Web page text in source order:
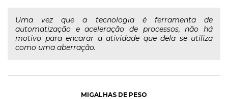
Uma vez que a tecnologia é ferramenta de
automatização e aceleração de processos, não há
motivo para encarar a atividade que dela se utiliza
como uma aberração.
MIGALHAS DE PESO